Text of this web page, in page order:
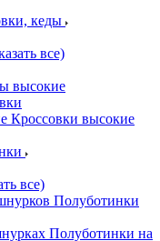
кеды
все)
высокие
Кроссовки высокие
все)
Полуботинки
Полуботинки на